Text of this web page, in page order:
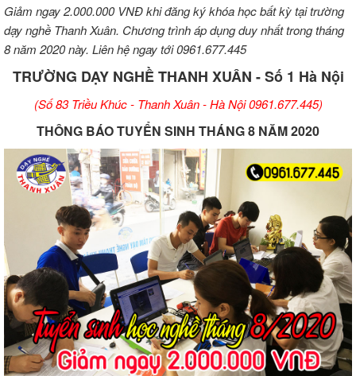
Giảm ngay 2.000.000 VNĐ khi đăng ký khóa học bất kỳ tại trường
dạy nghề Thanh Xuân. Chương trình áp dụng duy nhất trong tháng
8 năm 2020 này. Liên hệ ngay tới 0961.677.445
TRƯỜNG DẠY NGHỀ THANH XUÂN - Số 1 Hà Nội
(Số 83 Triều Khúc - Thanh Xuân - Hà Nội 0961.677.445)
THÔNG BÁO TUYỂN SINH THÁNG 8 NĂM 2020